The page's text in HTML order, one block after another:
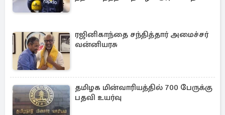
ரஜினிகாந்தை சந்தித்தார் அமைச்சர்
வன்னியரசு
தமிழக மின்வாரியத்தில் 700 பேருக்கு
பதவி உயர்வு